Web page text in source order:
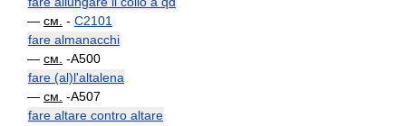
— см. - C2101
fare almanacchi
— см. -A500
fare (al)l'altalena
— см. -A507
fare altare contro altare